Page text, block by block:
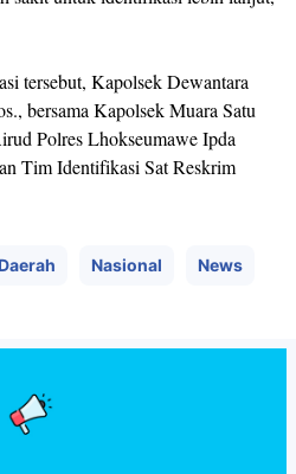
tersebut, Kapolsek Dewantara
bersama Kapolsek Muara Satu
Polres Lhokseumawe Ipda
Tim Identifikasi Sat Reskrim
Nasional News